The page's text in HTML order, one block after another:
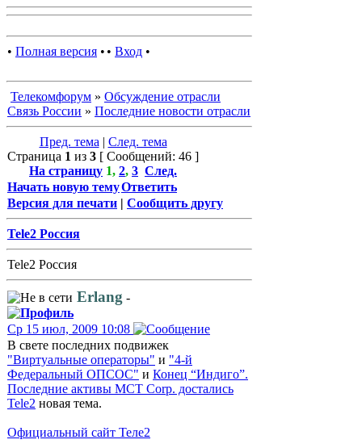
• Полная версия • • Вход •
Телекомфорум » Обсуждение отрасли
Связь России » Последние новости отрасли
Пред. тема | След. тема
Страница 1 из 3 [ Сообщений: 46 ]
На страницу 1, 2, 3 След.
Начать новую темуОтветить
Версия для печати | Сообщить другу
Tele2 Россия
Tele2 Россия
Erlang -
Ср 15 июл, 2009 10:08
В свете последних подвижек
"Виртуальные операторы" и "4-й
Федеральный ОПСОС" и Конец “Индиго”.
Последние активы MCT Corp. достались
Tele2 новая тема.
Официальный сайт Теле2